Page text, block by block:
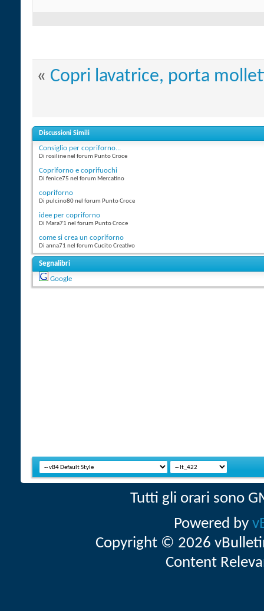
« Copri lavatrice, porta
Discussioni Simili
Consiglio per copriforno...
Di rosiline nel forum Punto Croce
Copriforno e coprifuochi
Di fenice75 nel forum Mercatino
copriforno
Di pulcino80 nel forum Punto Croce
idee per copriforno
Di Mara71 nel forum Punto Croce
come si crea un copriforno
Di anna71 nel forum Cucito Creativo
Segnalibri
Google
Tutti gli orari sono
Powered by
Copyright © 2026
Content